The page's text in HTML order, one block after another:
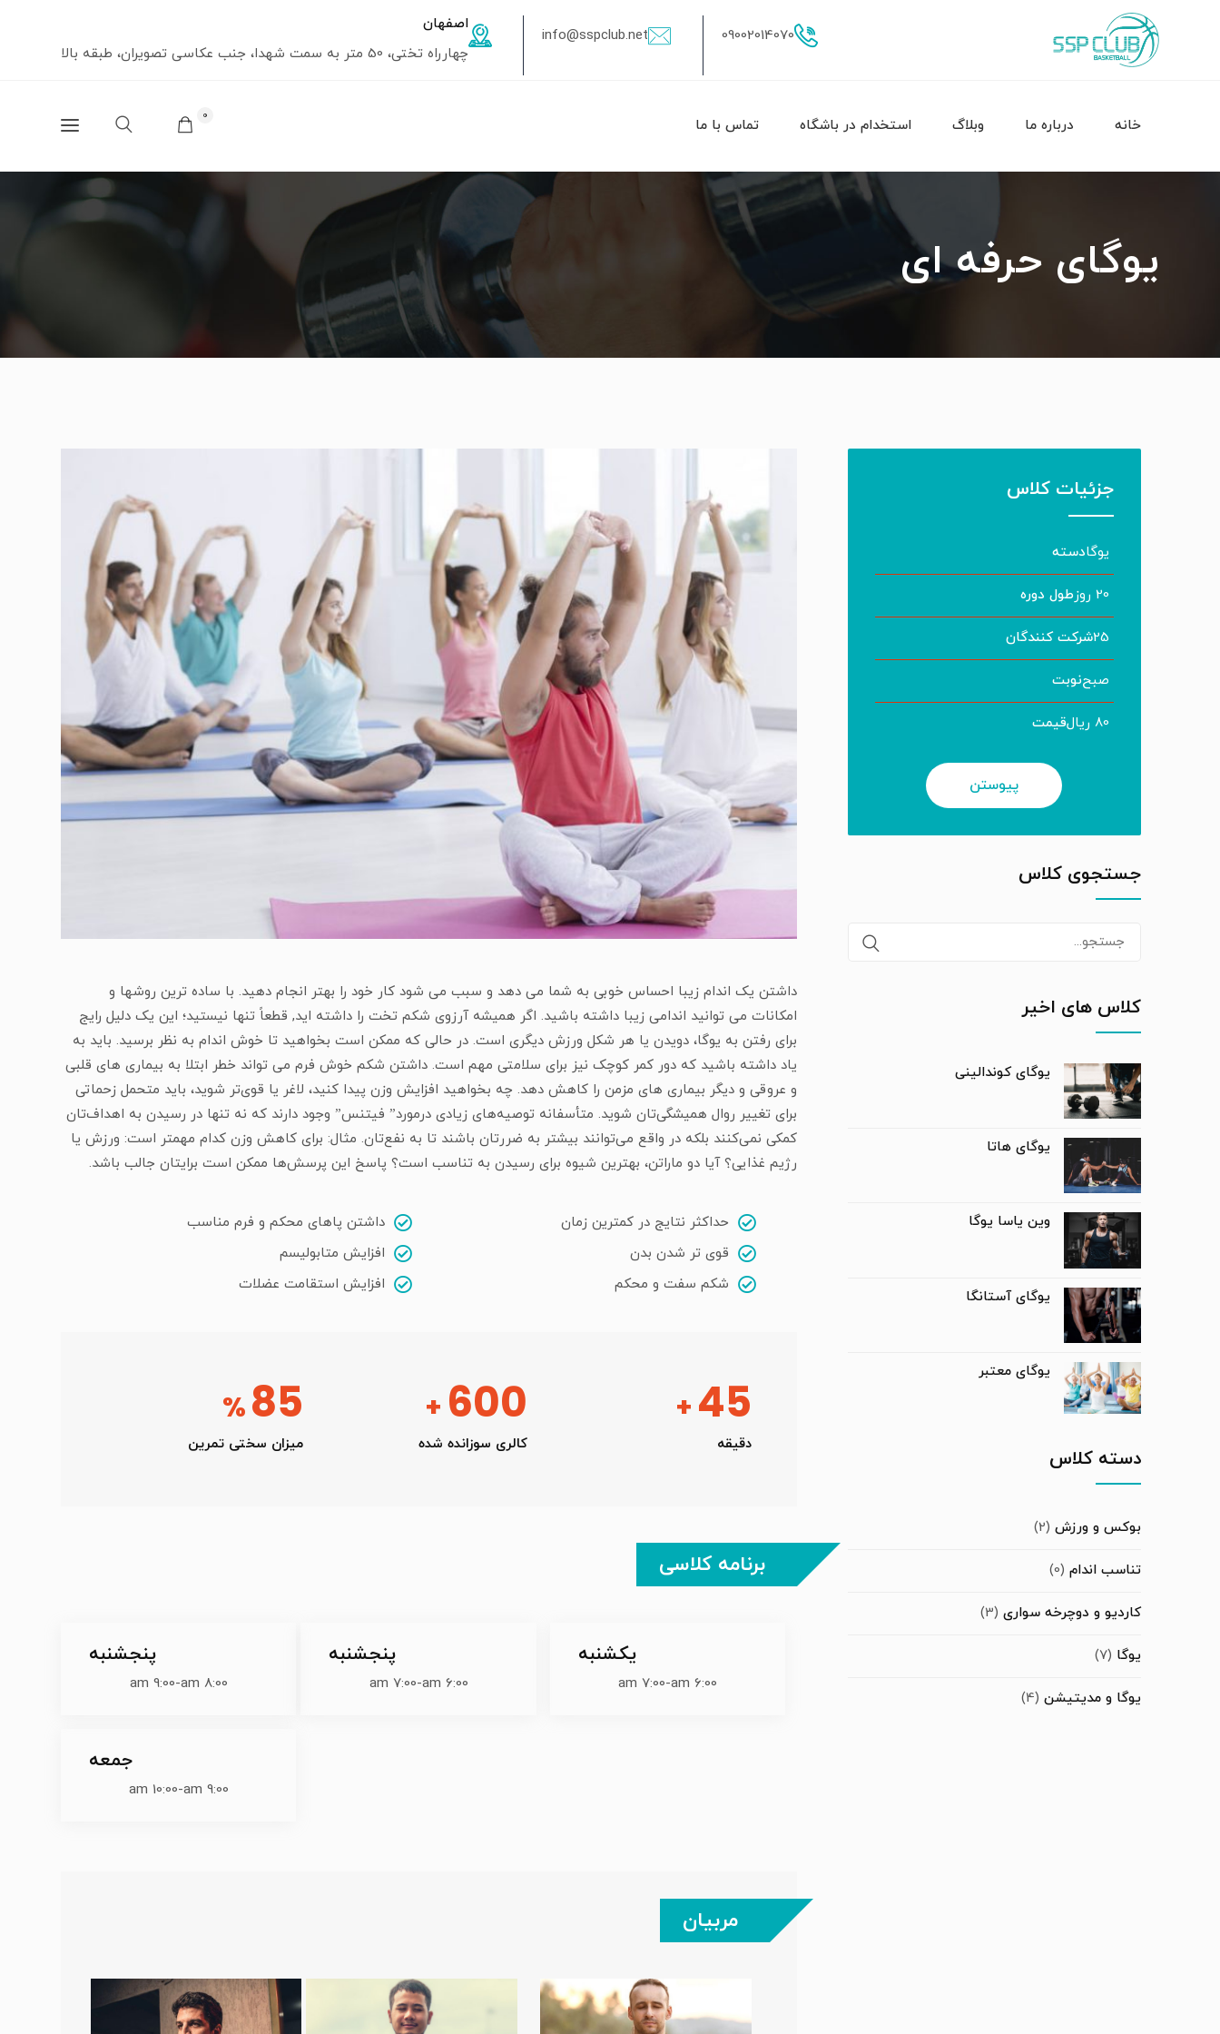
09002014070
info@sspclub.net
اصفهان
چهارراه تختی، 50 متر به سمت شهدا، جنب عکاسی تصویران، طبقه بالا
خانه درباره ما وبلاگ استخدام در باشگاه تماس با ما
0
یوگای حرفه ای
داشتن یک اندام زیبا احساس خوبی به شما می دهد و سبب می شود کار خود را بهتر انجام دهید. با ساده ترین روشها و
امکانات می توانید اندامی زیبا داشته باشید. اگر همیشه آرزوی شکم تخت را داشته اید, قطعاً تنها نیستید؛ این یک دلیل رایج
برای رفتن به یوگا، دویدن یا هر شکل ورزش دیگری است. در حالی که ممکن است بخواهید تا خوش اندام به نظر برسید. باید به
یاد داشته باشید که دور کمر کوچک نیز برای سلامتی مهم است. داشتن شکم خوش فرم می تواند خطر ابتلا به بیماری های قلبی
و عروقی و دیگر بیماری های مزمن را کاهش دهد. چه بخواهید افزایش وزن پیدا کنید، لاغر یا قوی‌تر شوید، باید متحمل زحماتی
برای تغییر روال همیشگی‌تان شوید. متأسفانه توصیه‌های زیادی درمورد” فیتنس” وجود دارند که نه تنها در رسیدن به اهداف‌تان
کمکی نمی‌کنند بلکه در واقع می‌توانند بیشتر به ضررتان باشند تا به نفع‌تان. مثال: برای کاهش وزن کدام مهمتر است: ورزش یا
رژیم غذایی؟ آیا دو ماراتن، بهترین شیوه برای رسیدن به تناسب است؟ پاسخ این پرسش‌ها ممکن است برایتان جالب باشد.
حداکثر نتایج در کمترین زمان
قوی تر شدن بدن
شکم سفت و محکم
داشتن پاهای محکم و فرم مناسب
افزایش متابولیسم
افزایش استقامت عضلات
45
+
دقیقه
600
+
کالری سوزانده شده
85
%
میزان سختی تمرین
برنامه کلاسی
یکشنبه
6:00 am
-
7:00 am
پنجشنبه
6:00 am
-
7:00 am
پنجشنبه
8:00 am
-
9:00 am
جمعه
9:00 am
-
10:00 am
مربیان
جزئیات کلاس
دستهیوگا
طول دوره 20 روز
شرکت کنندگان25
نوبتصبح
قیمت 80 ریال
پیوستن
جستجوی کلاس
کلاس های اخیر
یوگای کوندالینی
یوگای هاتا
وین یاسا یوگا
یوگای آستانگا
یوگای معتبر
دسته کلاس
بوکس و ورزش (2)
تناسب اندام (0)
کاردیو و دوچرخه سواری (3)
یوگا (7)
یوگا و مدیتیشن (4)